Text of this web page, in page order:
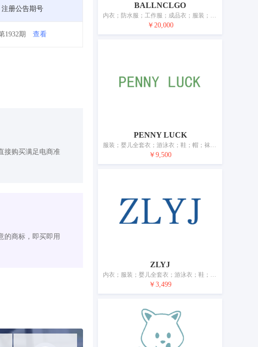
注册公告期号
1932期 查看
接购买满足电商准
的商标，即买即用
BALLNCLGO
内衣；防水服；工作服；成品衣；服装；外套；运动衫；童装；运动鞋；鞋
￥20,000
PENNY LUCK
服装；婴儿全套衣；游泳衣；鞋；帽；袜；手套（服装）；领带；腰带；服装绶带
￥9,500
ZLYJ
内衣；服装；婴儿全套衣；游泳衣；鞋；帽；袜；手套（服装）；围巾；腰带
￥3,499